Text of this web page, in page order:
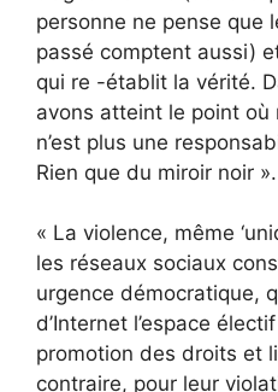
personne ne pense que
passé comptent aussi)
qui re -établit la vérité.
avons atteint le point où
n’est plus une
Rien que du miroir noir ».
« La violence, même
les réseaux sociaux
urgence démocratique,
d’Internet l’espace
promotion des droits et
contraire, pour leur